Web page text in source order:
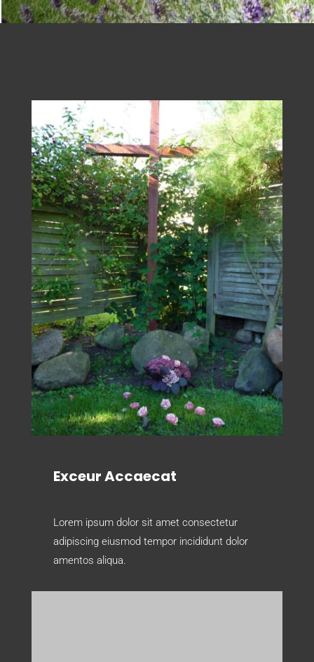
Exceur Accaecat
Lorem ipsum dolor sit amet consectetur
adipiscing eiusmod tempor incididunt dolor
amentos aliqua.